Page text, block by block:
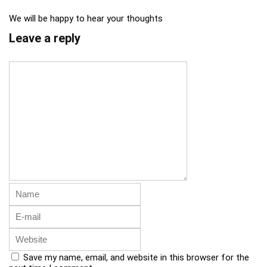
We will be happy to hear your thoughts
Leave a reply
Save my name, email, and website in this browser for the